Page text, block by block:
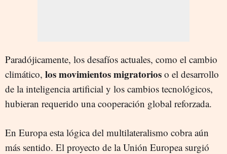
Paradójicamente, los desafíos actuales, como el cambio
climático, los movimientos migratorios o el desarrollo
de la inteligencia artificial y los cambios tecnológicos,
hubieran requerido una cooperación global reforzada.
En Europa esta lógica del multilateralismo cobra aún
más sentido. El proyecto de la Unión Europea surgió